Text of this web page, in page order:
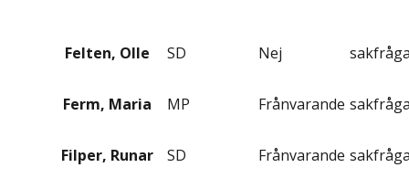
Felten, Olle SD Nej
Ferm, Maria MP Frånvarande
Filper, Runar SD Frånvarande